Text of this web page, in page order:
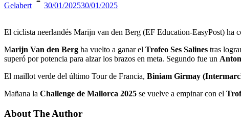
Gelabert 30/01/202530/01/2025
El ciclista neerlandés Marijn van den Berg (EF Education-EasyPost)
Marijn Van den Berg ha vuelto a ganar el Trofeo Ses Salines tras
superó por potencia para alzar los brazos en meta. Segundo fue un
El maillot verde del último Tour de Francia, Biniam Girmay
Mañana la Challenge de Mallorca 2025 se vuelve a empinar con el
About The Author